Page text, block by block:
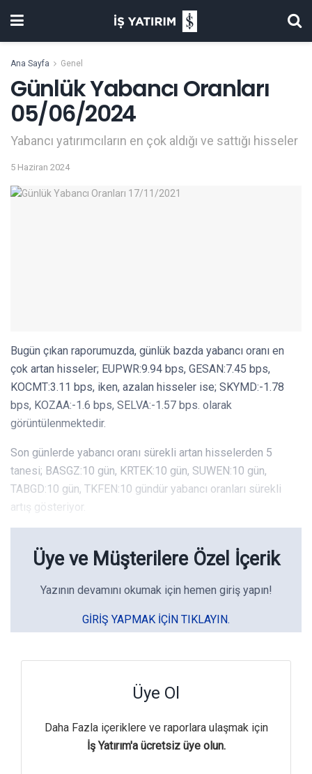
Ana Sayfa Genel
Günlük Yabancı Oranları
05/06/2024
Yabancı yatırımcıların en çok aldığı ve sattığı hisseler
5 Haziran 2024
Bugün çıkan raporumuzda, günlük bazda yabancı oranı en
çok artan hisseler; EUPWR:9.94 bps, GESAN:7.45 bps,
KOCMT:3.11 bps, iken, azalan hisseler ise; SKYMD:-1.78
bps, KOZAA:-1.6 bps, SELVA:-1.57 bps. olarak
görüntülenmektedir.
Son günlerde yabancı oranı sürekli artan hisselerden 5
tanesi; BASGZ:10 gün, KRTEK:10 gün, SUWEN:10 gün,
TABGD:10 gün, TKFEN:10 gündür yabancı oranları sürekli
artış gösteriyor.
Üye ve Müşterilere Özel İçerik
Yazının devamını okumak için hemen giriş yapın!
GIRIŞ YAPMAK IÇIN TIKLAYIN.
Üye Ol
Daha Fazla içeriklere ve raporlara ulaşmak için
İş Yatırım'a ücretsiz üye olun.